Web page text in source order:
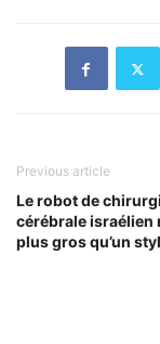
Previous article
Le robot de
cérébrale israélien
plus gros qu’un